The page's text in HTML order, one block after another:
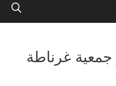
غرناطة